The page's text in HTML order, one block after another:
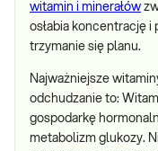
witamin i minerałów
osłabia koncentrację i
trzymanie się planu.
Najważniejsze
odchudzanie to:
gospodarkę
metabolizm glukozy.